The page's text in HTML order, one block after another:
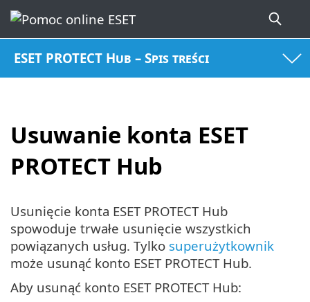
ESET PROTECT Hub – Spis treści
Usuwanie konta ESET
PROTECT Hub
Usunięcie konta ESET PROTECT Hub
spowoduje trwałe usunięcie wszystkich
powiązanych usług. Tylko superużytkownik
może usunąć konto ESET PROTECT Hub.
Aby usunąć konto ESET PROTECT Hub: